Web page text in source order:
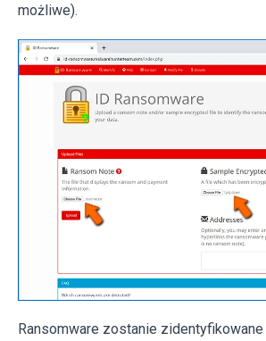
możliwe).
Ransomware zostanie